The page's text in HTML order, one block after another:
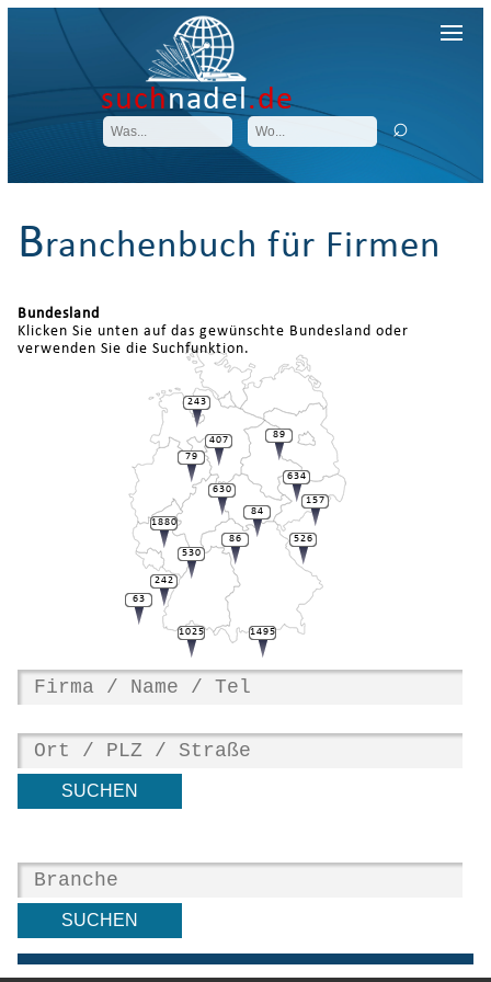
suchnadel.de
Branchenbuch für Firmen
Bundesland
Klicken Sie unten auf das gewünschte Bundesland oder
verwenden Sie die Suchfunktion.
526
157
1880
634
84
89
407
243
79
630
63
530
242
1025
86
1495